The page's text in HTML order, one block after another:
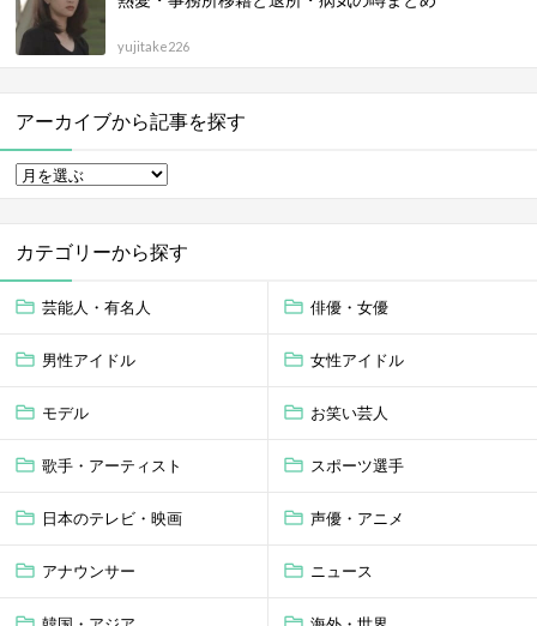
yujitake226
アーカイブから記事を探す
カテゴリーから探す
芸能人・有名人 俳優・女優
男性アイドル 女性アイドル
モデル お笑い芸人
歌手・アーティスト スポーツ選手
日本のテレビ・映画 声優・アニメ
アナウンサー ニュース